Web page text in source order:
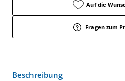
Auf die
Fragen zum
Beschreibung